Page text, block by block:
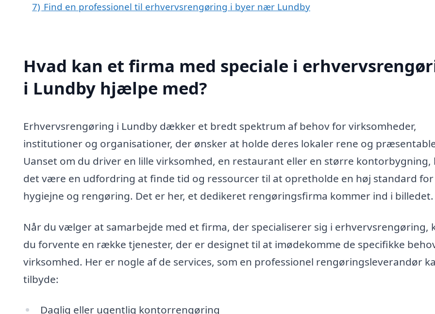
7) Find en professionel til erhvervsrengøring i byer nær Lundby
Hvad kan et firma med speciale i
i Lundby hjælpe med?
Erhvervsrengøring i Lundby dækker et bredt spektrum af behov for virksomheder,
institutioner og organisationer, der ønsker at holde deres lokaler rene og
Uanset om du driver en lille virksomhed, en restaurant eller en større kontorbygning,
det være en udfordring at finde tid og ressourcer til at opretholde en høj standard for
hygiejne og rengøring. Det er her, et dedikeret rengøringsfirma kommer ind i billedet.
Når du vælger at samarbejde med et firma, der specialiserer sig i erhvervsrengøring,
du forvente en række tjenester, der er designet til at imødekomme de specifikke
virksomhed. Her er nogle af de services, som en professionel rengøringsleverandør
tilbyde:
Daglig eller ugentlig kontorrengøring